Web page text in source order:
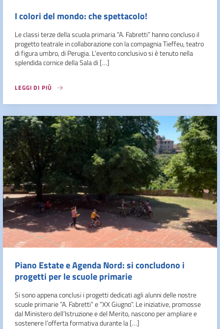
I colori del mondo: che spettacolo!
Le classi terze della scuola primaria “A. Fabretti” hanno concluso il
progetto teatrale in collaborazione con la compagnia Tieffeu, teatro
di figura umbro, di Perugia. L’evento conclusivo si è tenuto nella
splendida cornice della Sala di […]
LEGGI DI PIÙ
Piano Estate e Agenda Nord: si concludono i
progetti per le scuole primarie
Si sono appena conclusi i progetti dedicati agli alunni delle nostre
scuole primarie ”A. Fabretti” e “XX Giugno”. Le iniziative, promosse
dal Ministero dell’Istruzione e del Merito, nascono per ampliare e
sostenere l’offerta formativa durante la […]